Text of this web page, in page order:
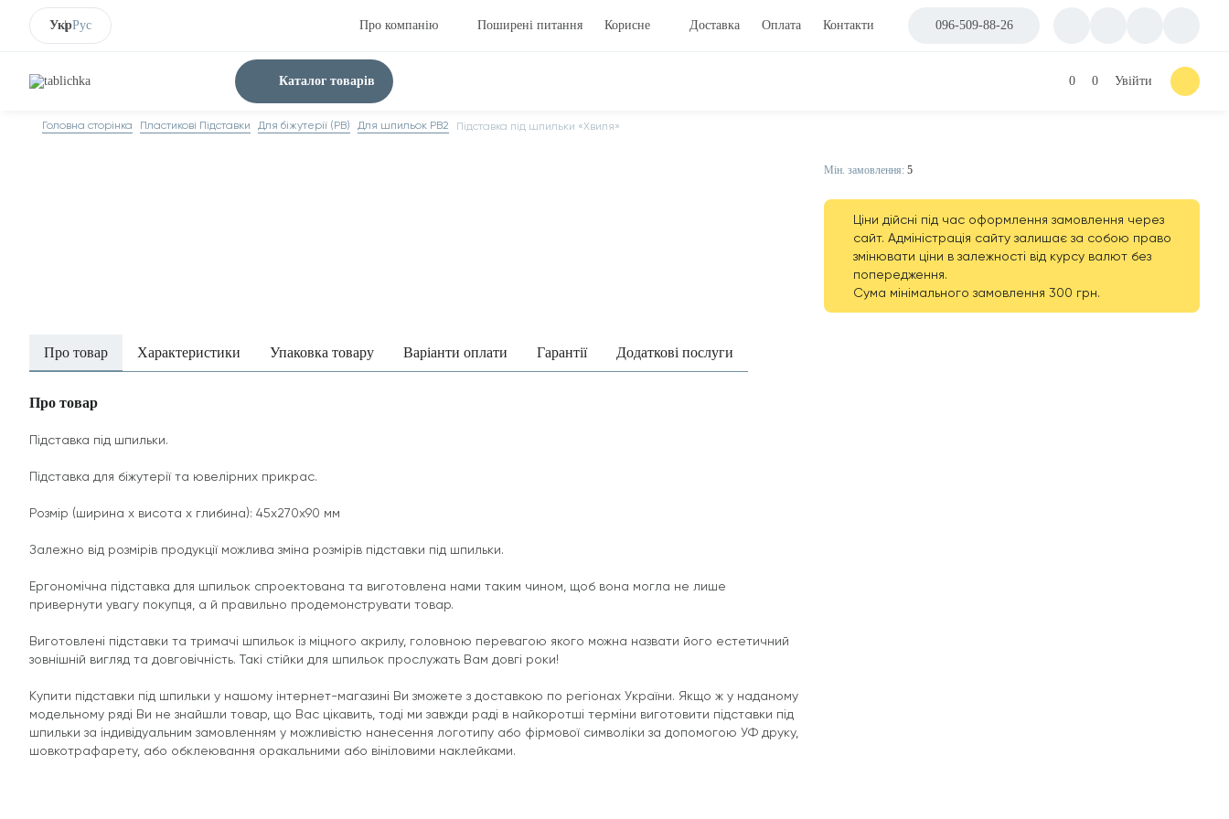
УкрРус Про компанію Поширені питання Корисне Доставка Оплата Контакти 096-509-88-26
Каталог товарів 0 0 Увійти
Головна сторінка Пластикові Підставки Для біжутерії (PB) Для шпильок PB2 Підставка під шпильки «Хвиля»
Мін. замовлення: 5
Ціни дійсні під час оформлення замовлення через
сайт. Адміністрація сайту залишає за собою право
змінювати ціни в залежності від курсу валют без
попередження.
Сума мінімального замовлення 300 грн.
Про товар Характеристики Упаковка товару Варіанти оплати Гарантії Додаткові послуги
Про товар
Підставка під шпильки.
Підставка для біжутерії та ювелірних прикрас.
Розмір (ширина х висота х глибина): 45х270х90 мм
Залежно від розмірів продукції можлива зміна розмірів підставки під шпильки.
Ергономічна підставка для шпильок спроектована та виготовлена нами таким чином, щоб вона могла не лише
привернути увагу покупця, а й правильно продемонструвати товар.
Виготовлені підставки та тримачі шпильок із міцного акрилу, головною перевагою якого можна назвати його естетичний
зовнішній вигляд та довговічність. Такі стійки для шпильок прослужать Вам довгі роки!
Купити підставки під шпильки у нашому інтернет-магазині Ви зможете з доставкою по регіонах України. Якщо ж у наданому
модельному ряді Ви не знайшли товар, що Вас цікавить, тоді ми завжди раді в найкоротші терміни виготовити підставки під
шпильки за індивідуальним замовленням у можливістю нанесення логотипу або фірмової символіки за допомогою УФ друку,
шовкотрафарету, або обклеювання оракальними або вініловими наклейками.